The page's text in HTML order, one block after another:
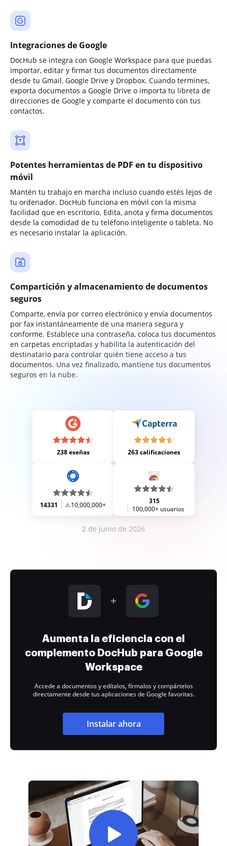
Integraciones de Google
DocHub se integra con Google Workspace para que puedas
importar, editar y firmar tus documentos directamente
desde tu Gmail, Google Drive y Dropbox. Cuando termines,
exporta documentos a Google Drive o importa tu libreta de
direcciones de Google y comparte el documento con tus
contactos.
Potentes herramientas de PDF en tu dispositivo
móvil
Mantén tu trabajo en marcha incluso cuando estés lejos de
tu ordenador. DocHub funciona en móvil con la misma
facilidad que en escritorio. Edita, anota y firma documentos
desde la comodidad de tu teléfono inteligente o tableta. No
es necesario instalar la aplicación.
Compartición y almacenamiento de documentos
seguros
Comparte, envía por correo electrónico y envía documentos
por fax instantáneamente de una manera segura y
conforme. Establece una contraseña, coloca tus documentos
en carpetas encriptadas y habilita la autenticación del
destinatario para controlar quién tiene acceso a tus
documentos. Una vez finalizado, mantiene tus documentos
seguros en la nube.
238 eseñas 263 calificaciones
14331 10,000,000+
315
100,000+ usuarios
2 de junio de 2026
Aumenta la eficiencia con el
complemento DocHub para Google
Workspace
Accede a documentos y edítalos, fírmalos y compártelos
directamente desde tus aplicaciones de Google favoritas.
Instalar ahora